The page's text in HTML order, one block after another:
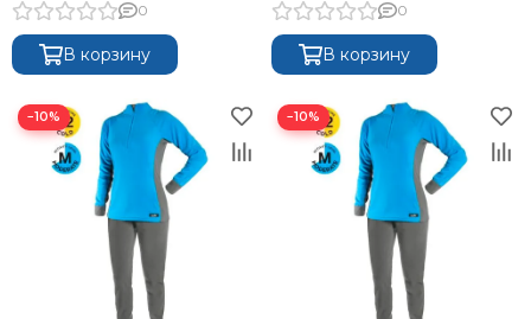
0
В корзину
0
В корзину
−10% −10%